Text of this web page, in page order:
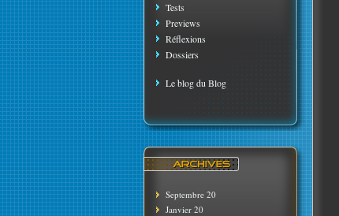
Tests
Previews
Réflexions
Dossiers
Le blog du Blog
Septembre 20
Janvier 20